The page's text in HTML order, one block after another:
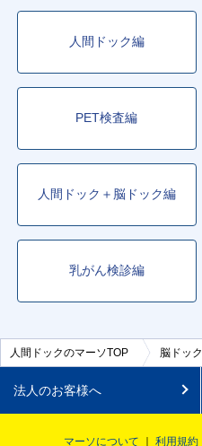
人間ドック編
PET検査編
人間ドック＋脳ドック編
乳がん検診編
人間ドックのマーソTOP 脳ドック
法人のお客様へ
マーソについて 利用規約